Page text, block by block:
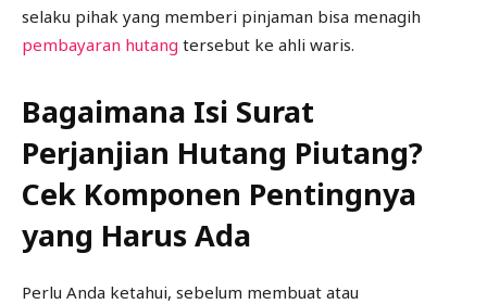
selaku pihak yang memberi pinjaman bisa menagih
pembayaran hutang tersebut ke ahli waris.
Bagaimana Isi Surat
Perjanjian Hutang Piutang?
Cek Komponen Pentingnya
yang Harus Ada
Perlu Anda ketahui, sebelum membuat atau